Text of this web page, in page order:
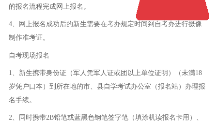
的报名流程完成网上报名。
4、网上报名成功后的新生需要在考办规定时间到自考办进行摄像
制作准考证。
自考现场报名
1、新生携带身份证（军人凭军人证或团以上单位证明）（未满18
岁凭户口本）到所在地的市、县自学考试办公室（报名站）办理报
名手续。
2、同时携带2B铅笔或蓝黑色钢笔签字笔（填涂机读报名卡用）、